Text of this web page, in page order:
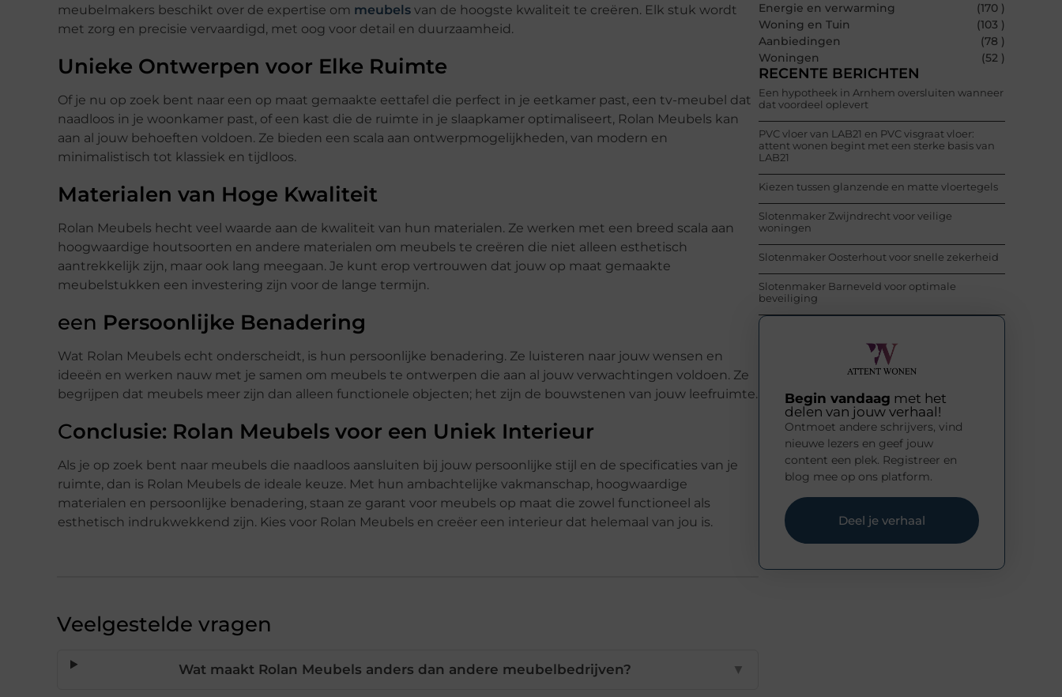
meubelmakers beschikt over de expertise om meubels van de hoogste kwaliteit te creëren. Elk stuk wordt
met zorg en precisie vervaardigd, met oog voor detail en duurzaamheid.
Unieke Ontwerpen voor Elke Ruimte
Of je nu op zoek bent naar een op maat gemaakte eettafel die perfect in je eetkamer past, een tv-meubel dat
naadloos in je woonkamer past, of een kast die de ruimte in je slaapkamer optimaliseert, Rolan Meubels kan
aan al jouw behoeften voldoen. Ze bieden een scala aan ontwerpmogelijkheden, van modern en
minimalistisch tot klassiek en tijdloos.
Materialen van Hoge Kwaliteit
Rolan Meubels hecht veel waarde aan de kwaliteit van hun materialen. Ze werken met een breed scala aan
hoogwaardige houtsoorten en andere materialen om meubels te creëren die niet alleen esthetisch
aantrekkelijk zijn, maar ook lang meegaan. Je kunt erop vertrouwen dat jouw op maat gemaakte
meubelstukken een investering zijn voor de lange termijn.
een Persoonlijke Benadering
Wat Rolan Meubels echt onderscheidt, is hun persoonlijke benadering. Ze luisteren naar jouw wensen en
ideeën en werken nauw met je samen om meubels te ontwerpen die aan al jouw verwachtingen voldoen. Ze
begrijpen dat meubels meer zijn dan alleen functionele objecten; het zijn de bouwstenen van jouw leefruimte.
Conclusie: Rolan Meubels voor een Uniek Interieur
Als je op zoek bent naar meubels die naadloos aansluiten bij jouw persoonlijke stijl en de specificaties van je
ruimte, dan is Rolan Meubels de ideale keuze. Met hun ambachtelijke vakmanschap, hoogwaardige
materialen en persoonlijke benadering, staan ze garant voor meubels op maat die zowel functioneel als
esthetisch indrukwekkend zijn. Kies voor Rolan Meubels en creëer een interieur dat helemaal van jou is.
Veelgestelde vragen
Wat maakt Rolan Meubels anders dan andere meubelbedrijven? ▼
Energie en verwarming
(170 )
Woning en Tuin
(103 )
Aanbiedingen
(78 )
Woningen
(52 )
RECENTE BERICHTEN
Een hypotheek in Arnhem oversluiten wanneer
dat voordeel oplevert
PVC vloer van LAB21 en PVC visgraat vloer:
attent wonen begint met een sterke basis van
LAB21
Kiezen tussen glanzende en matte vloertegels
Slotenmaker Zwijndrecht voor veilige
woningen
Slotenmaker Oosterhout voor snelle zekerheid
Slotenmaker Barneveld voor optimale
beveiliging
Begin vandaag met het
delen van jouw verhaal!
Ontmoet andere schrijvers, vind
nieuwe lezers en geef jouw
content een plek. Registreer en
blog mee op ons platform.
Deel je verhaal